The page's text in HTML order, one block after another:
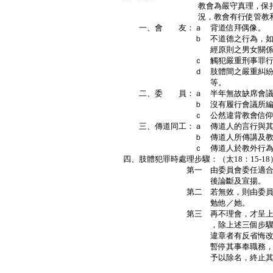
教會為嚴守真理，保持信仰素
況，教會有行使管教和懲
一、會 友：ａ 背道信拜偶像。
ｂ 不道德之行為，如通姦，
經原則之男女關係
ｃ 觸犯嚴重刑事罪行，如偷
ｄ 肢體間之嚴重糾紛，如結
等。
二、委 員：ａ 半年無故缺席會
ｂ 沒有履行會議所編配
ｃ 公然違背教會信仰立場
三、傳道同工：ａ 傳道人的言行與其
ｂ 傳道人所傳講及教導違反
ｃ 傳道人於教外行為，操守
四、肢體犯罪時處理步驟：（太18：15-18
第一 由委員會委任適合人選以
後論斷及宣揚。
第二 若無效，則由委員會委任
勉他／她。
第三 再不理會，才呈上委員會
，除上述三個步驟外，教會
違章者有反省悔改之餘地，
暫停其事奉職務，屢勸不改
予以除名，終止其會